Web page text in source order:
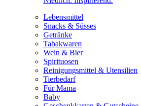
Lebensmittel
Snacks & Süsses
Getränke
Tabakwaren
Wein & Bier
Spirituosen
Reinigungsmittel & Utensilien
Tierbedarf
Für Mama
Baby